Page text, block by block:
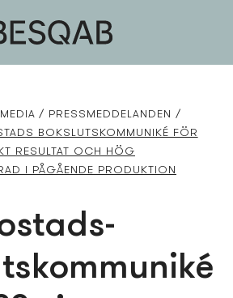
PRESS­MEDDELANDEN
BOKSLUTSKOMMUNIKÉ FÖR
RESULTAT OCH HÖG
I PÅGÅENDE PRODUKTION